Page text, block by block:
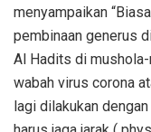
menyampaikan
pembinaan generus
Al Hadits di
wabah virus corona
lagi dilakukan